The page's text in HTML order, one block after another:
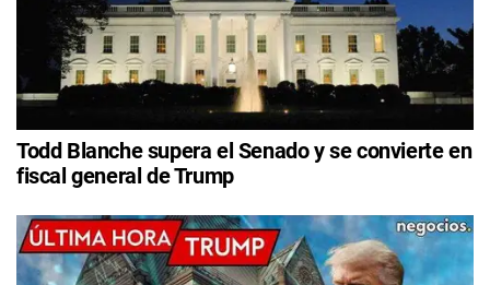
Todd Blanche supera el Senado y se convierte en
fiscal general de Trump